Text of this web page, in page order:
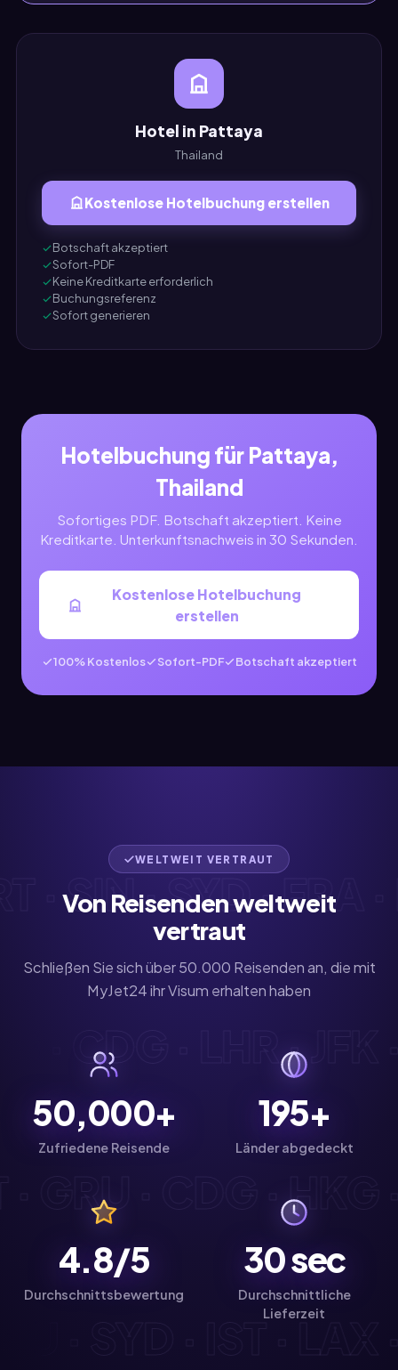
Hotel in Pattaya
Thailand
Kostenlose Hotelbuchung erstellen
Botschaft akzeptiert
Sofort-PDF
Keine Kreditkarte erforderlich
Buchungsreferenz
Sofort generieren
Hotelbuchung für Pattaya,
Thailand
Sofortiges PDF. Botschaft akzeptiert. Keine
Kreditkarte. Unterkunftsnachweis in 30 Sekunden.
Kostenlose Hotelbuchung
erstellen
100% Kostenlos Sofort-PDF Botschaft akzeptiert
SIN · SYD · FRA ·
· CDG · LHR ·
· CDG · HKG
· SYD · IST ·
WELTWEIT VERTRAUT
Von Reisenden weltweit
vertraut
Schließen Sie sich über 50.000 Reisenden an, die mit
MyJet24 ihr Visum erhalten haben
50,000+
Zufriedene Reisende
195+
Länder abgedeckt
4.8/5
Durchschnittsbewertung
30sec
Durchschnittliche
Lieferzeit